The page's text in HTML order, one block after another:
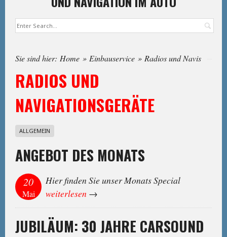
Sie sind hier: Home » Einbauservice » Radios und Navis
RADIOS UND
NAVIGATIONSGERÄTE
ALLGEMEIN
ANGEBOT DES MONATS
20
Mai
Hier finden Sie unser Monats Special
weiterlesen →
JUBILÄUM: 30 JAHRE CARSOUND